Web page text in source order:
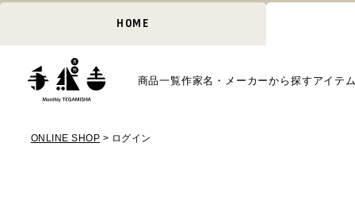
HOME
商品一覧作家名・メーカーから探す アイテ
ONLINE SHOP ログイン